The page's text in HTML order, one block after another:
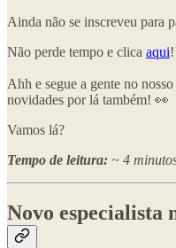
Ainda não se inscreveu para
Não perde tempo e clica aqui!
Ahh e segue a gente no nosso
novidades por lá também! 👀
Vamos lá?
Tempo de leitura: ~ 4
Novo especialista